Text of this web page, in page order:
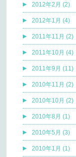
2012年2月 (2)
2012年1月 (4)
2011年11月 (2)
2011年10月 (4)
2011年9月 (11)
2010年11月 (2)
2010年10月 (2)
2010年8月 (1)
2010年5月 (3)
2010年1月 (1)